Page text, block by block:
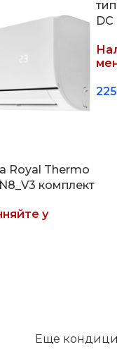
Royal Thermo
комплект
у
Еще